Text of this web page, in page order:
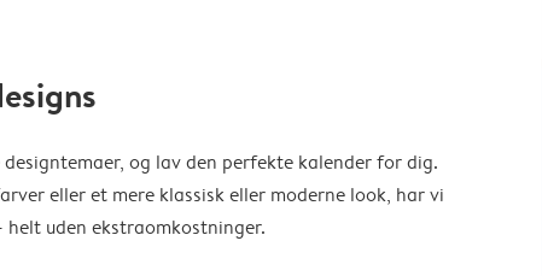
og lav den perfekte kalender for dig.
eller et mere klassisk eller moderne look, har vi
uden ekstraomkostninger.